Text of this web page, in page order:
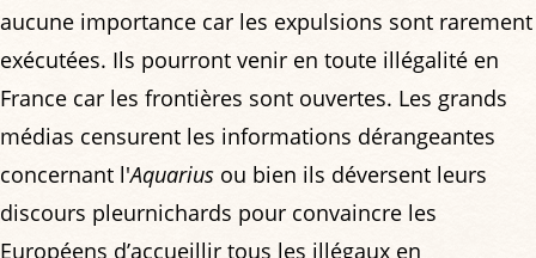
aucune importance car les expulsions sont rarement
exécutées. Ils pourront venir en toute illégalité en
France car les frontières sont ouvertes. Les grands
médias censurent les informations dérangeantes
concernant l'Aquarius ou bien ils déversent leurs
discours pleurnichards pour convaincre les
Européens d’accueillir tous les illégaux en